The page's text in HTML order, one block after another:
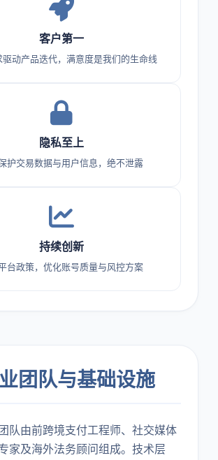
客户第一
驱动产品迭代，满意度是我们的生命线
隐私至上
护交易数据与用户信息，绝不泄露
持续创新
台政策，优化账号质量与风控方案
团队与基础设施
队由前跨境支付工程师、社交媒体
家及海外法务顾问组成。技术层